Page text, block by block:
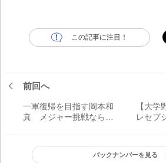
この記事に注目！
前回へ
一軍復帰を目指す岡本和
真 メジャー挑戦なら
能性が
【大
レセプ
バックナンバーを見る